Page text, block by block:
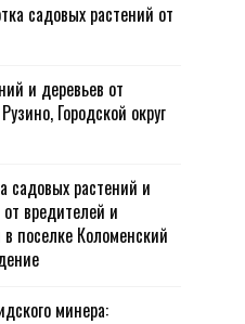
садовых растений от
и деревьев от
Городской округ
садовых растений и
вредителей и
в поселке Коломенский
минера: